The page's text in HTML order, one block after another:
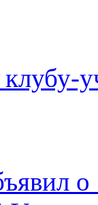
клубу-